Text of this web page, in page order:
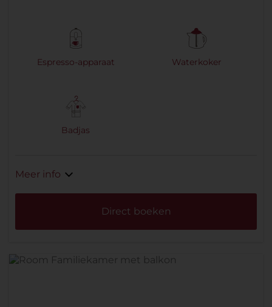
Espresso-apparaat Waterkoker
Badjas
Meer info
Direct boeken